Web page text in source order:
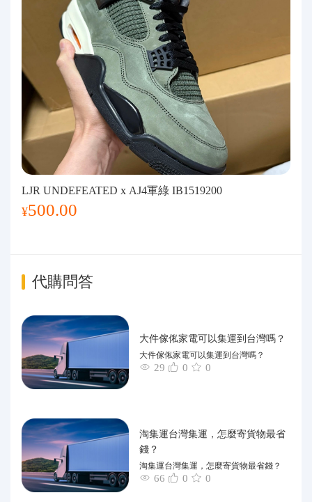
LJR UNDEFEATED x AJ4軍綠 IB1519200
¥500.00
代購問答
大件傢俬家電可以集運到台灣嗎？
大件傢俬家電可以集運到台灣嗎？
29 0 0
淘集運台灣集運，怎麼寄貨物最省
錢？
淘集運台灣集運，怎麼寄貨物最省錢？
66 0 0